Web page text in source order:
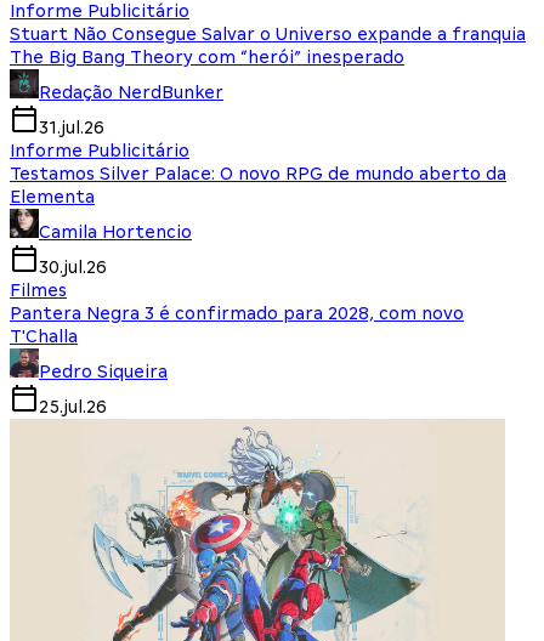
Informe Publicitário
Stuart Não Consegue Salvar o Universo expande a franquia
The Big Bang Theory com “herói” inesperado
Redação NerdBunker
31.jul.26
Informe Publicitário
Testamos Silver Palace: O novo RPG de mundo aberto da
Elementa
Camila Hortencio
30.jul.26
Filmes
Pantera Negra 3 é confirmado para 2028, com novo
T'Challa
Pedro Siqueira
25.jul.26